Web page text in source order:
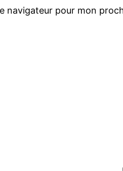
navigateur pour mon